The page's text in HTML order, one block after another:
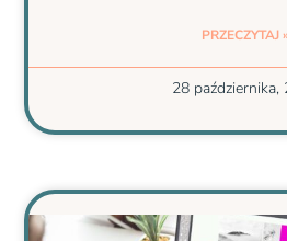
PRZECZYTAJ »
28 października,